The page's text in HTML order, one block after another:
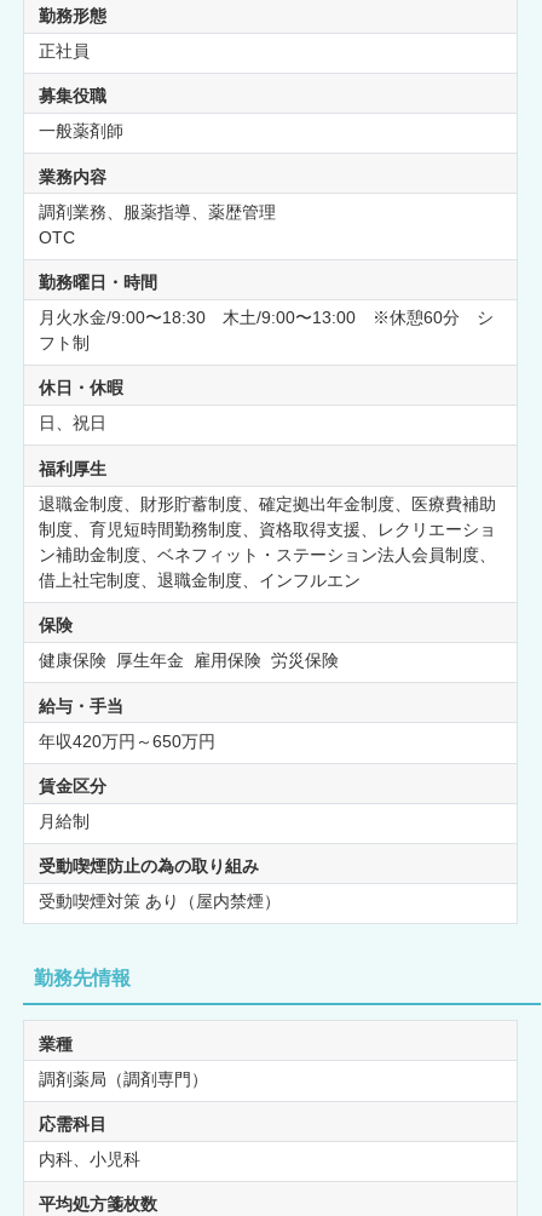
勤務形態
正社員
募集役職
一般薬剤師
業務内容
調剤業務、服薬指導、薬歴管理
OTC
勤務曜日・時間
月火水金/9:00〜18:30 木土/9:00〜13:00 ※休憩60分 シ
フト制
休日・休暇
日、祝日
福利厚生
退職金制度、財形貯蓄制度、確定拠出年金制度、医療費補助
制度、育児短時間勤務制度、資格取得支援、レクリエーショ
ン補助金制度、ベネフィット・ステーション法人会員制度、
借上社宅制度、退職金制度、インフルエン
保険
健康保険 厚生年金 雇用保険 労災保険
給与・手当
年収420万円～650万円
賃金区分
月給制
受動喫煙防止の為の取り組み
受動喫煙対策 あり（屋内禁煙）
勤務先情報
業種
調剤薬局（調剤専門）
応需科目
内科、小児科
平均処方箋枚数